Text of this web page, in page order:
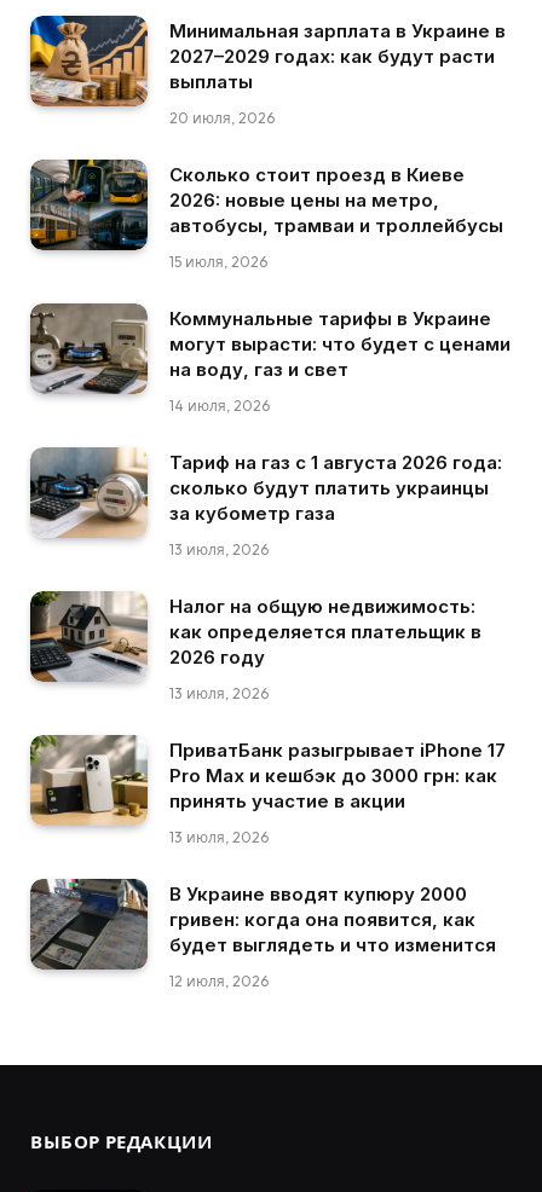
Минимальная зарплата в Украине в
2027–2029 годах: как будут расти
выплаты
20 июля, 2026
Сколько стоит проезд в Киеве
2026: новые цены на метро,
автобусы, трамваи и троллейбусы
15 июля, 2026
Коммунальные тарифы в Украине
могут вырасти: что будет с ценами
на воду, газ и свет
14 июля, 2026
Тариф на газ с 1 августа 2026 года:
сколько будут платить украинцы
за кубометр газа
13 июля, 2026
Налог на общую недвижимость:
как определяется плательщик в
2026 году
13 июля, 2026
ПриватБанк разыгрывает iPhone 17
Pro Max и кешбэк до 3000 грн: как
принять участие в акции
13 июля, 2026
В Украине вводят купюру 2000
гривен: когда она появится, как
будет выглядеть и что изменится
12 июля, 2026
ВЫБОР РЕДАКЦИИ